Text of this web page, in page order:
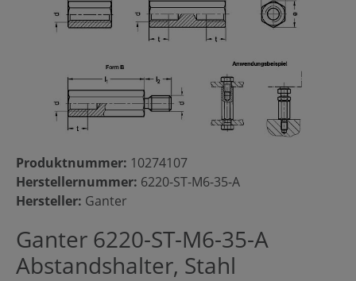
Produktnummer: 10274107
Herstellernummer: 6220-ST-M6-35-A
Hersteller: Ganter
Ganter 6220-ST-M6-35-A
Abstandshalter, Stahl